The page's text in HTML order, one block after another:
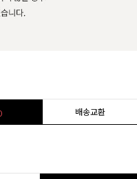
배송교환